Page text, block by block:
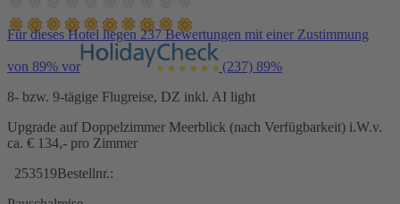
Für dieses Hotel liegen 237 Bewertungen mit einer Zustimmung
von 89% vor (237) 89%
8- bzw. 9-tägige Flugreise, DZ inkl. AI light
Upgrade auf Doppelzimmer Meerblick (nach Verfügbarkeit) i.W.v.
ca. € 134,- pro Zimmer
253519Bestellnr.: